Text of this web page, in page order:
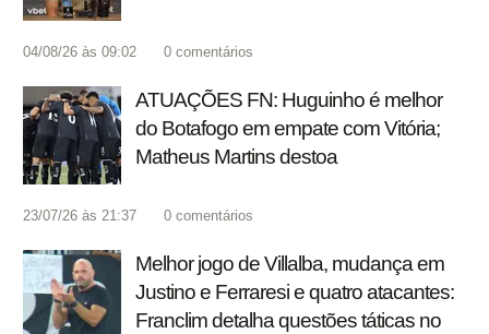
04/08/26 às 09:02 0 comentários
ATUAÇÕES FN: Huguinho é melhor
do Botafogo em empate com Vitória;
Matheus Martins destoa
23/07/26 às 21:37 0 comentários
Melhor jogo de Villalba, mudança em
Justino e Ferraresi e quatro atacantes:
Franclim detalha questões táticas no